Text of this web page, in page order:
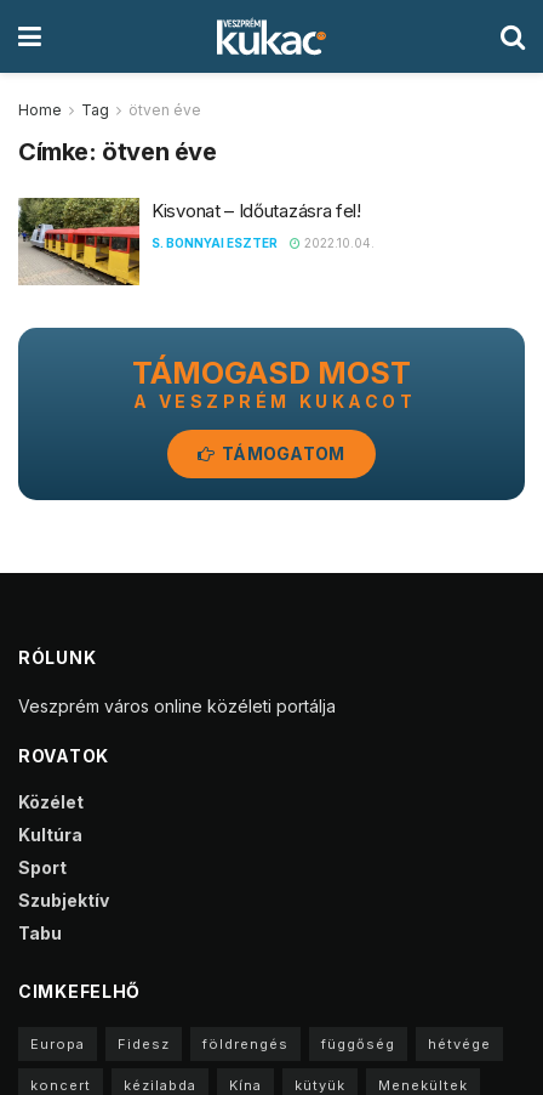
Home Tag ötven éve
Címke: ötven éve
Kisvonat – Időutazásra fel!
S. BONNYAI ESZTER 2022.10.04.
TÁMOGASD MOST
A VESZPRÉM KUKACOT
TÁMOGATOM
RÓLUNK
Veszprém város online közéleti portálja
ROVATOK
Közélet
Kultúra
Sport
Szubjektív
Tabu
CIMKEFELHŐ
Europa Fidesz földrengés függőség hétvége
koncert kézilabda Kína kütyük Menekültek